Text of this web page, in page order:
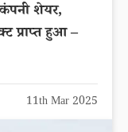
शेयर,
प्राप्त हुआ –
11th Mar 2025